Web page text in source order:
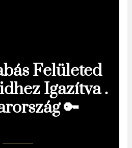
Felületed
Igazítva .
🔑